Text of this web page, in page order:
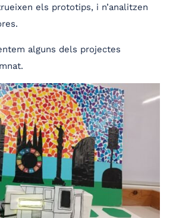
els prototips, i n’analitzen
alguns dels projectes